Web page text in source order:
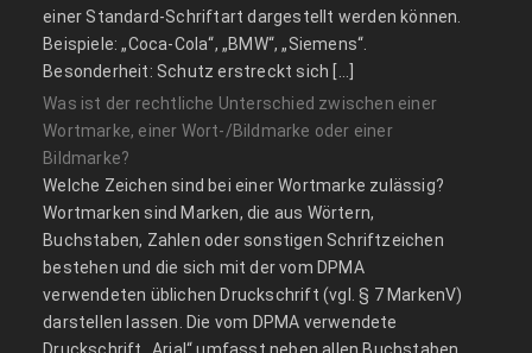
einer Standard-Schriftart dargestellt werden können.
Beispiele: „Coca-Cola“, „BMW“, „Siemens“.
Besonderheit: Schutz erstreckt sich […]
Was ist der rechtliche Unterschied zwischen einer
Wortmarke, einer Wort-/Bildmarke oder einer
Bildmarke?
Welche Zeichen sind bei einer Wortmarke zulässig?
Wortmarken sind Marken, die aus Wörtern,
Buchstaben, Zahlen oder sonstigen Schriftzeichen
bestehen und die sich mit der vom DPMA
verwendeten üblichen Druckschrift (vgl. § 7 MarkenV)
darstellen lassen. Die vom DPMA verwendete
Druckschrift „Arial“ umfasst neben allen Buchstaben